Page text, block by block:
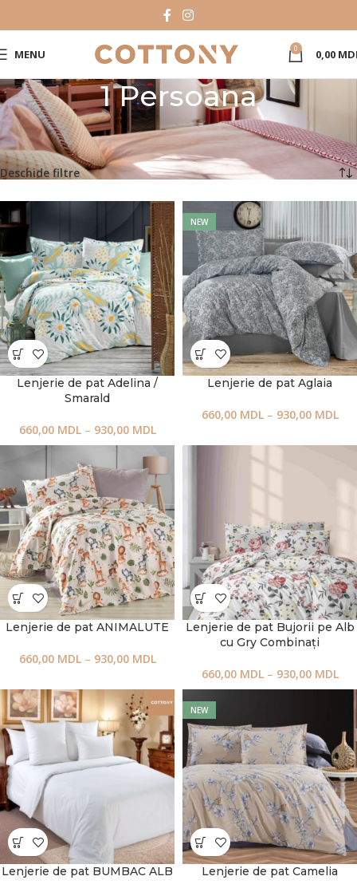
MENU 0 0,00
1 Persoana
Prima pagină Product Set
1 Persoana
Afișez 1 - 24 din 221 de rezultate
Deschide filtre
Lenjerie de pat Adelina /
Smarald
660,00 MDL – 930,00 MDL
NEW
Lenjerie de pat Aglaia
660,00 MDL – 930,00 MDL
Lenjerie de pat ANIMALUTE
660,00 MDL – 930,00 MDL
Lenjerie de pat Bujorii pe Alb
cu Gry Combinați
660,00 MDL – 930,00 MDL
Lenjerie de pat BUMBAC ALB
NEW
Lenjerie de pat Camelia